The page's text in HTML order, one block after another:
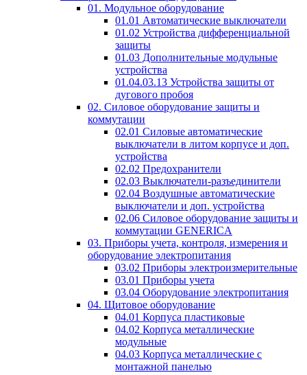
01. Модульное оборудование
01.01 Автоматические выключатели
01.02 Устройства дифференциальной
защиты
01.03 Дополнительные модульные
устройства
01.04.03.13 Устройства защиты от
дугового пробоя
02. Силовое оборудование защиты и
коммутации
02.01 Силовые автоматические
выключатели в литом корпусе и доп.
устройства
02.02 Предохранители
02.03 Выключатели-разъединители
02.04 Воздушные автоматические
выключатели и доп. устройства
02.06 Силовое оборудование защиты и
коммутации GENERICA
03. Приборы учета, контроля, измерения и
оборудование электропитания
03.02 Приборы электроизмерительные
03.01 Приборы учета
03.04 Оборудование электропитания
04. Щитовое оборудование
04.01 Корпуса пластиковые
04.02 Корпуса металлические
модульные
04.03 Корпуса металлические с
монтажной панелью